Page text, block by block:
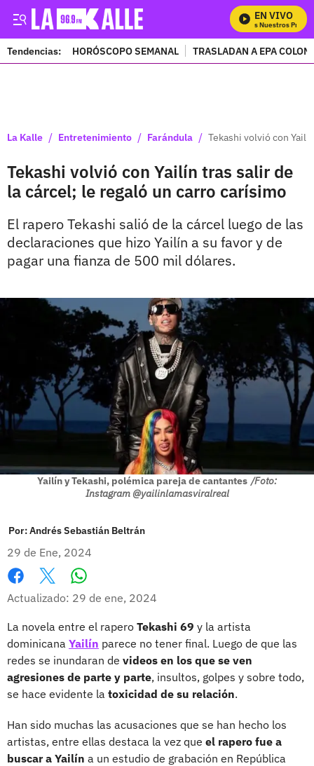
EN VIVO
Mira Todos Nuestros
Tendencias: HORÓSCOPO SEMANAL TRASLADAN A EPA
La Kalle / Entretenimiento / Farándula / Tekashi volvió con
Tekashi volvió con Yailín tras salir de
la cárcel; le regaló un carro carísimo
El rapero Tekashi salió de la cárcel luego de las
declaraciones que hizo Yailín a su favor y de
pagar una fianza de 500 mil dólares.
Yailín y Tekashi, polémica pareja de cantantes /Foto:
Instagram @yailinlamasviralreal
Por:Andrés Sebastián Beltrán
29 de Ene, 2024
Facebook
X
Actualizado: 29 de ene, 2024
La novela entre el rapero Tekashi 69 y la artista
dominicana Yailín parece no tener final. Luego de que las
redes se inundaran de videos en los que se ven
agresiones de parte y parte, insultos, golpes y sobre todo,
se hace evidente la toxicidad de su relación.
Han sido muchas las acusaciones que se han hecho los
artistas, entre ellas destaca la vez que el rapero fue a
buscar a Yailín a un estudio de grabación en República